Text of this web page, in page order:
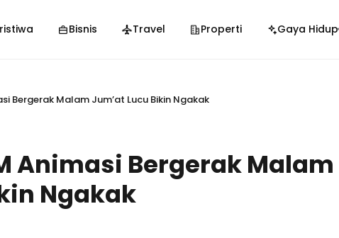
Bisnis Travel Properti Gaya Hidup
Bergerak Malam Jum’at Lucu Bikin Ngakak
Animasi Bergerak Malam
Ngakak